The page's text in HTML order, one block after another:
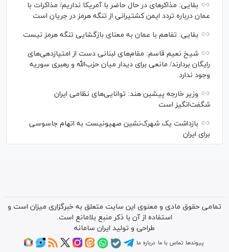
بقایی: مذاکره‎ای در حال حاضر با آمریکا نداریم/ مذاکرات با
عمان درباره تردد ایمن کشتیرانی از تنگه هرمز در جریان است
بقایی: تفاهم با عمان به معنای بازگشایی تنگه هرمز نیست
شیخ نعیم قاسم: مقام‌های لبنانی دست از امتیازدهی‌های
رایگان بردارند/ مانعی برای دیدار میان حزب‌الله و رهبری سوریه
وجود ندارد
وزیر خارجه پیشین هند: توانایی‌های نظامی ایران
شگفت‌انگیز است
بازداشت یک شهرک‌نشین صهیونیست به اتهام جاسوسی
برای ایران
تمامی حقوق مادی و معنوی این سایت متعلق به خبرگزاری میزان است و
استفاده از آن با ذکر منبع بلامانع است.
طراحی و تولید ایران سامانه
پیوندها تماس با ما درباره ما